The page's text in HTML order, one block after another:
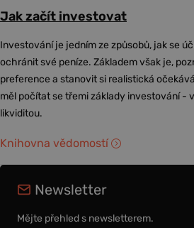
Jak začít investovat
Investování je jedním ze způsobů, jak se
ochránit své peníze. Základem však je,
preference a stanovit si realistická
měl počítat se třemi základy investování -
likviditou.
Knihovna vědomostí
Newsletter
Mějte přehled s newsletterem.